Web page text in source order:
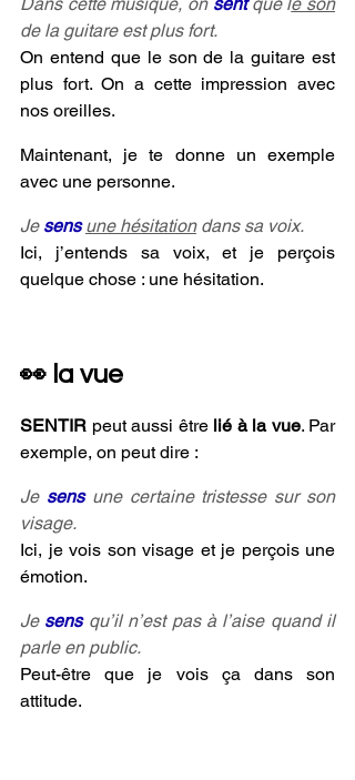
de la guitare est plus fort.
On entend que le son de la guitare est
plus fort. On a cette impression avec
nos oreilles.
Maintenant, je te donne un exemple
avec une personne.
Je sens une hésitation dans sa voix.
Ici, j’entends sa voix, et je perçois
quelque chose : une hésitation.
👀 la vue
SENTIR peut aussi être lié à la vue. Par
exemple, on peut dire :
Je sens une certaine tristesse sur son
visage.
Ici, je vois son visage et je perçois une
émotion.
Je sens qu’il n’est pas à l’aise quand il
parle en public.
Peut-être que je vois ça dans son
attitude.